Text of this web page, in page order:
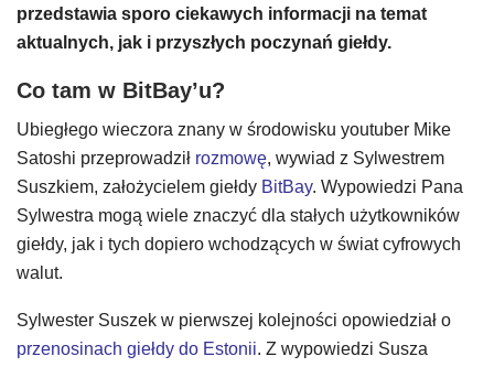
przedstawia sporo ciekawych informacji na temat
aktualnych, jak i przyszłych poczynań giełdy.
Co tam w BitBay’u?
Ubiegłego wieczora znany w środowisku youtuber Mike
Satoshi przeprowadził rozmowę, wywiad z Sylwestrem
Suszkiem, założycielem giełdy BitBay. Wypowiedzi Pana
Sylwestra mogą wiele znaczyć dla stałych użytkowników
giełdy, jak i tych dopiero wchodzących w świat cyfrowych
walut.
Sylwester Suszek w pierwszej kolejności opowiedział o
przenosinach giełdy do Estonii. Z wypowiedzi Susza